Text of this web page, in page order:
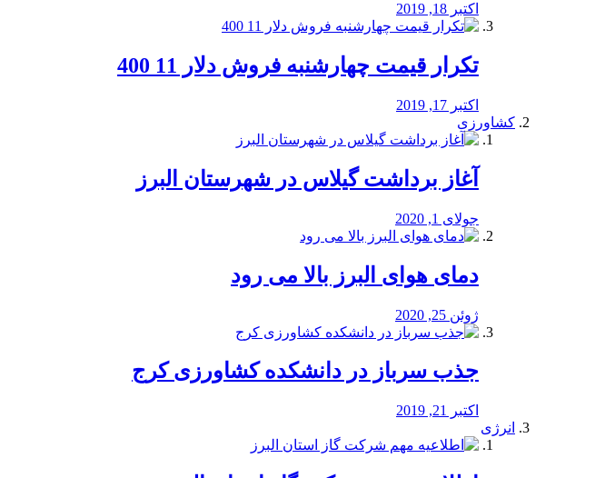
اکتبر 18, 2019
تکرار قیمت چهارشنبه فروش دلار 11 400
اکتبر 17, 2019
کشاورزی
آغاز برداشت گیلاس در شهرستان البرز
جولای 1, 2020
دمای هوای البرز بالا می رود
ژوئن 25, 2020
جذب سرباز در دانشکده کشاورزی کرج
اکتبر 21, 2019
انرژی